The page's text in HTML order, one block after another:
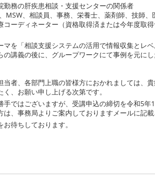
務の肝疾患相談・支援センターの関係者
相談員、事務、栄養士、薬剤師、技師、
ィネーター（資格取得済または今年度取得
マを「相談支援システムの活用で情報収集とレ
の講義の後に、グループワークにて事例を元に
当者、各部門上職の皆様方におかれましては、
、お願い申し上げる次第です。
手ではございますが、受講申込の締切を令和5年
、事務局よりご案内しておりますメールに記載
待ちしております。